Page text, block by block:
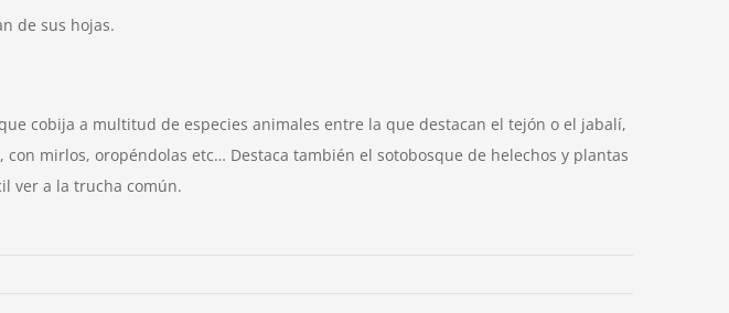
de sus hojas.
cobija a multitud de especies animales entre la que destacan el tejón o el jabalí,
mirlos, oropéndolas etc… Destaca también el sotobosque de helechos y plantas
ver a la trucha común.